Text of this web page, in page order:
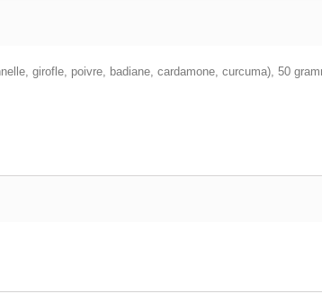
girofle, poivre, badiane, cardamone, curcuma), 50